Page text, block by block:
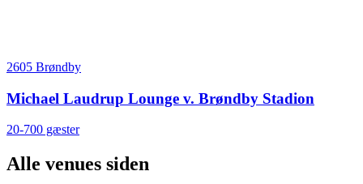
2605 Brøndby
Michael Laudrup Lounge v. Brøndby Stadion
20-700 gæster
Alle venues siden